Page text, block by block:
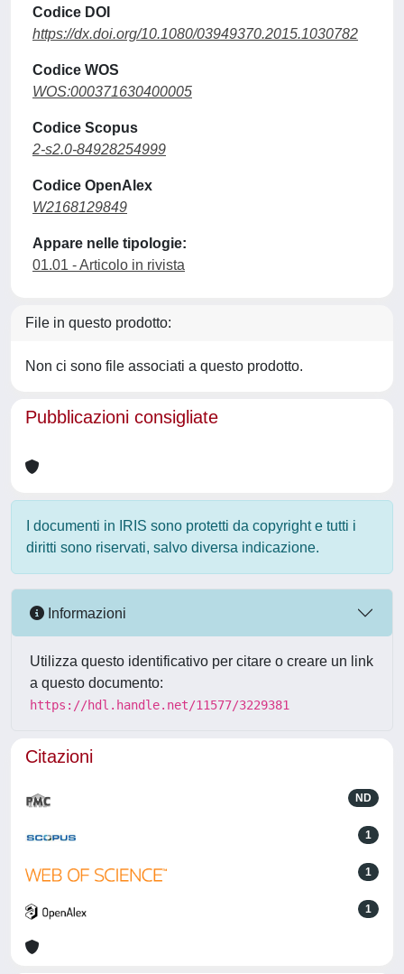
Codice DOI
https://dx.doi.org/10.1080/03949370.2015.1030782
Codice WOS
WOS:000371630400005
Codice Scopus
2-s2.0-84928254999
Codice OpenAlex
W2168129849
Appare nelle tipologie:
01.01 - Articolo in rivista
File in questo prodotto:
Non ci sono file associati a questo prodotto.
Pubblicazioni consigliate
I documenti in IRIS sono protetti da copyright e tutti i
diritti sono riservati, salvo diversa indicazione.
Informazioni
Utilizza questo identificativo per citare o creare un link
a questo documento:
https://hdl.handle.net/11577/3229381
Citazioni
ND
1
1
1